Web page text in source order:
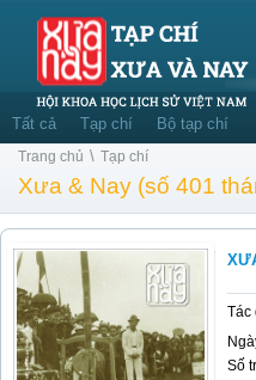
Tất cả Tạp chí Bộ tạp chí
Trang chủ \ Tạp chí
Xưa & Nay (số 401
Tác
Số